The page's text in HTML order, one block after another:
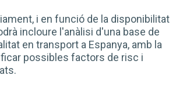
i en funció de la disponibilitat
incloure l'anàlisi d'una base de
en transport a Espanya, amb la
possibles factors de risc i